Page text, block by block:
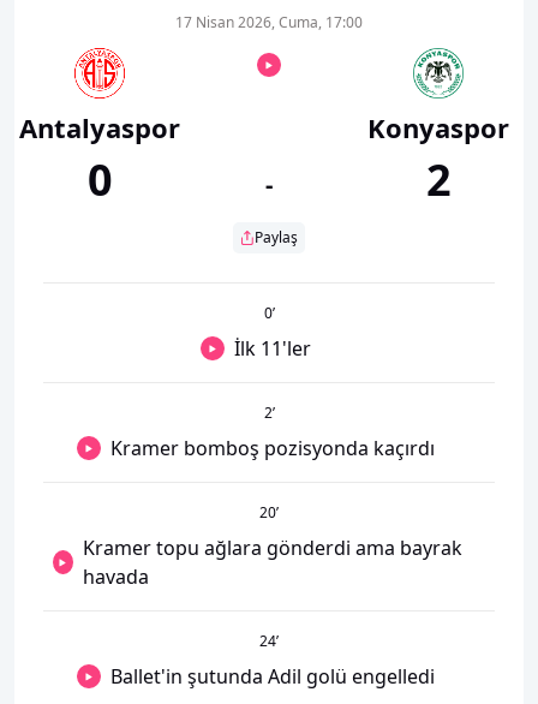
Antalyaspor
0
17 Nisan 2026, Cuma, 17:00
-
Paylaş
Konyaspor
2
0’
İlk 11'ler
2’
Kramer bomboş pozisyonda kaçırdı
20’
Kramer topu ağlara gönderdi ama bayrak
havada
24’
Ballet'in şutunda Adil golü engelledi